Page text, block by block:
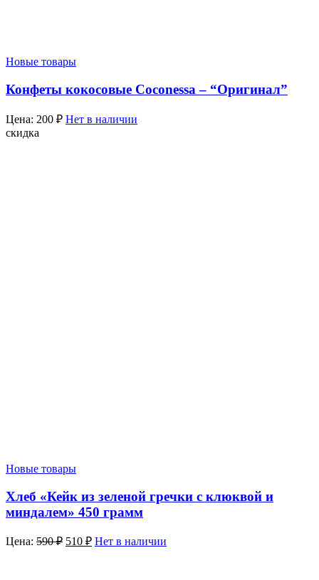
Новые товары
Конфеты кокосовые Coconessa – “Оригинал”
Цена: 200 ₽ Нет в наличии
скидка
Новые товары
Хлеб «Кейк из зеленой гречки с клюквой и
миндалем» 450 грамм
Цена: 590₽ 510 ₽ Нет в наличии